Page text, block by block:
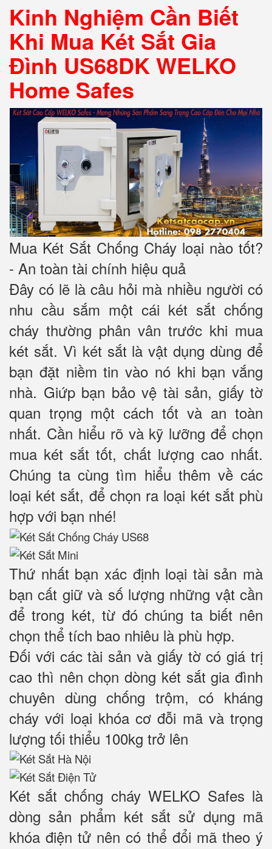
Kinh Nghiệm Cần Biết
Khi Mua Két Sắt Gia
Đình US68DK WELKO
Home Safes
Mua Két Sắt Chống Cháy loại nào tốt?
- An toàn tài chính hiệu quả
Đây có lẽ là câu hỏi mà nhiều người có
nhu cầu sắm một cái két sắt chống
cháy thường phân vân trước khi mua
két sắt. Vì két sắt là vật dụng dùng để
bạn đặt niềm tin vào nó khi bạn vắng
nhà. Giứp bạn bảo vệ tài sản, giấy tờ
quan trọng một cách tốt và an toàn
nhất. Cần hiểu rõ và kỹ lưỡng để chọn
mua két sắt tốt, chất lượng cao nhất.
Chúng ta cùng tìm hiểu thêm về các
loại két sắt, để chọn ra loại két sắt phù
hợp với bạn nhé!
Thứ nhất bạn xác định loại tài sản mà
bạn cất giữ và số lượng những vật cần
để trong két, từ đó chúng ta biết nên
chọn thể tích bao nhiêu là phù hợp.
Đối với các tài sản và giấy tờ có giá trị
cao thì nên chọn dòng két sắt gia đình
chuyên dùng chống trộm, có kháng
cháy với loại khóa cơ đỗi mã và trọng
lượng tối thiểu 100kg trở lên
Két sắt chống cháy WELKO Safes là
dòng sản phẩm két sắt sử dụng mã
khóa điện tử nên có thể đổi mã theo ý